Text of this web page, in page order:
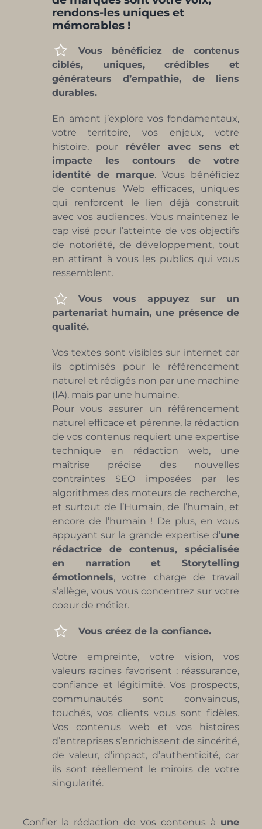
rendons-les uniques et
mémorables !
Vous bénéficiez de contenus
ciblés, uniques, crédibles et
générateurs d’empathie, de liens
durables.
En amont j’explore vos fondamentaux,
votre territoire, vos enjeux, votre
histoire, pour révéler avec sens et
impacte les contours de votre
identité de marque. Vous bénéficiez
de contenus Web efficaces, uniques
qui renforcent le lien déjà construit
avec vos audiences. Vous maintenez le
cap visé pour l’atteinte de vos objectifs
de notoriété, de développement, tout
en attirant à vous les publics qui vous
ressemblent.
Vous vous appuyez sur un
partenariat humain, une présence de
qualité.
Vos textes sont visibles sur internet car
ils optimisés pour le référencement
naturel et rédigés non par une machine
(IA), mais par une humaine.
Pour vous assurer un référencement
naturel efficace et pérenne, la rédaction
de vos contenus requiert une expertise
technique en rédaction web, une
maîtrise précise des nouvelles
contraintes SEO imposées par les
algorithmes des moteurs de recherche,
et surtout de l’Humain, de l’humain, et
encore de l’humain ! De plus, en vous
appuyant sur la grande expertise d’une
rédactrice de contenus, spécialisée
en narration et Storytelling
émotionnels, votre
charge de travail
s’allège, vous vous concentrez sur votre
coeur de métier.
Vous créez de la confiance.
Votre empreinte, votre vision, vos
valeurs racines favorisent : réassurance,
confiance et légitimité. Vos prospects,
communautés sont convaincus,
touchés, vos clients vous sont fidèles.
Vos contenus web et vos histoires
d’entreprises s’enrichissent de sincérité,
de valeur, d’impact, d’authenticité, car
ils sont réellement le miroirs de votre
singularité.
Confier la rédaction de vos contenus à une